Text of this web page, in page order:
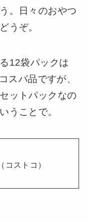
。日々のおやつ
うぞ。
12袋パックは
スパ品ですが、
ットパックなの
うことで。
コストコ）